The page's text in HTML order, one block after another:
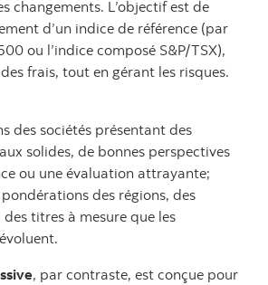
changements. L’objectif est de
d’un indice de référence (par
ou l’indice composé S&P/TSX),
frais, tout en gérant les risques.
des sociétés présentant des
solides, de bonnes perspectives
ou une évaluation attrayante;
des régions, des
des titres à mesure que les
, par contraste, est conçue pour